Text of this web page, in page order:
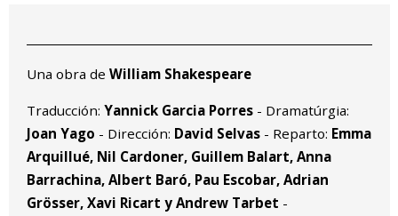
Una obra de William Shakespeare
Traducción: Yannick Garcia Porres- Dramatúrgia:
Joan Yago - Dirección: David Selvas - Reparto: Emma
Arquillué, Nil Cardoner, Guillem Balart, Anna
Barrachina, Albert Baró, Pau Escobar, Adrian
Grösser, Xavi Ricart y Andrew Tarbet -